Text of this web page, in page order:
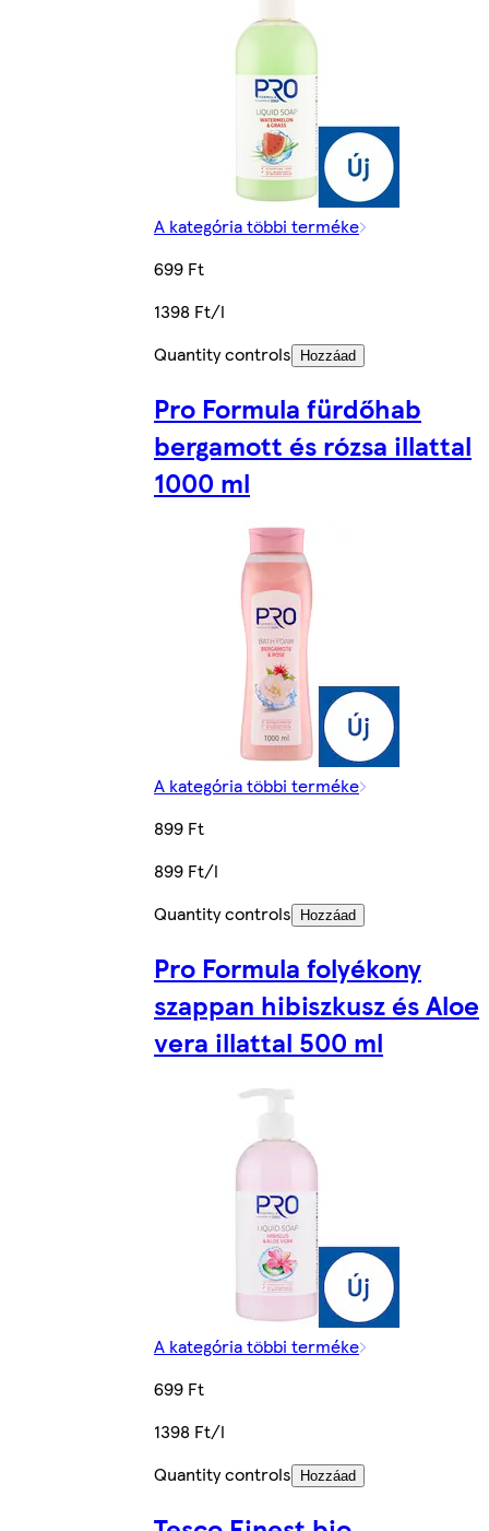
A kategória többi terméke
699 Ft
1398 Ft/l
Quantity controls
Hozzáad
Pro Formula fürdőhab
bergamott és rózsa illattal
1000 ml
A kategória többi terméke
899 Ft
899 Ft/l
Quantity controls
Hozzáad
Pro Formula folyékony
szappan hibiszkusz és Aloe
vera illattal 500 ml
A kategória többi terméke
699 Ft
1398 Ft/l
Quantity controls
Hozzáad